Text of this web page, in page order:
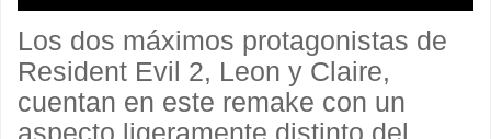
Los dos máximos protagonistas de
Resident Evil 2, Leon y Claire,
cuentan en este remake con un
aspecto ligeramente distinto del